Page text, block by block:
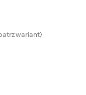
wariant)